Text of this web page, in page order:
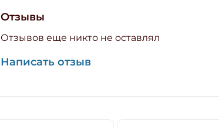
Отзывы
Отзывов еще никто не оставлял
Написать отзыв